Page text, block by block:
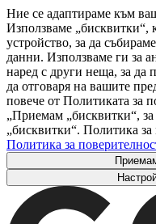
Ние се адаптираме към
Използваме „бисквитки“,
устройство, за да
данни. Използваме ги за
наред с други неща, за да
да отговаря на вашите
повече от Политиката за
„Приемам „бисквитки“, за
„бисквитки“. Политика за
Политика за